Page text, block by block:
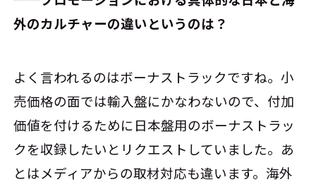
外のカルチャーの違いというのは？
よく言われるのはボーナストラックですね。小
売価格の面では輸入盤にかなわないので、付加
価値を付けるために日本盤用のボーナストラッ
クを収録したいとリクエストしていました。あ
とはメディアからの取材対応も違います。海外